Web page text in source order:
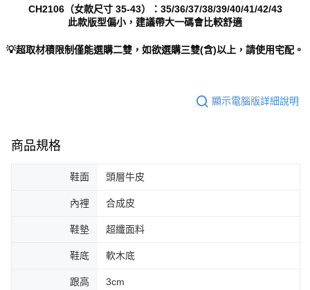
CH2106（女款尺寸 35-43）：35/36/37/38/39/40/41/42/43
此款版型偏小，建議帶大一碼會比較舒適
💡超取材積限制僅能選購二雙，如欲選購三雙(含)以上，請使用宅配。
顯示電腦版詳細說明
商品規格
鞋面 頭層牛皮
內裡 合成皮
鞋墊 超纖面料
鞋底 軟木底
跟高 3cm